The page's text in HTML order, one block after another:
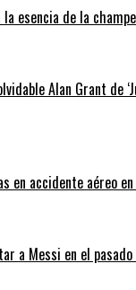
esencia de la
Alan Grant de
en accidente aéreo
a Messi en el